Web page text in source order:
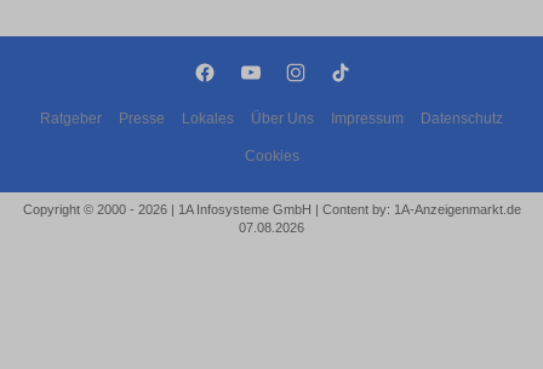
Ratgeber Presse Lokales Über Uns Impressum Datenschutz
Cookies
Copyright © 2000 - 2026 | 1A Infosysteme GmbH | Content by: 1A-Anzeigenmarkt.de
07.08.2026